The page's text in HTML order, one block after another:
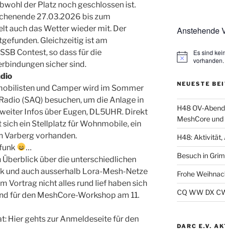
der Platz noch geschlossen ist.
27.03.2026 bis zum
auch das Wetter wieder mit. Der
Gleichzeitig ist am
Contest, so dass für die
sicher sind.
und Camper wird im Sommer
(SAQ) besuchen, um die Anlage in
Infos über Eugen, DL5UHR. Direkt
ein Stellplatz für Wohnmobile, ein
Varberg vorhanden.
…
Überblick über die unterschiedlichen
auch ausserhalb Lora-Mesh-Netze
Vortrag nicht alles rund lief haben sich
für den MeshCore-Workshop am 11.
Hier gehts zur Anmeldeseite für den
Anstehende
Es sind
vorhanden.
NEUESTE
H48 OV-
MeshCore und
H48: Aktivität,
Besuch in
Frohe
CQ WW DX
DARC E.V.